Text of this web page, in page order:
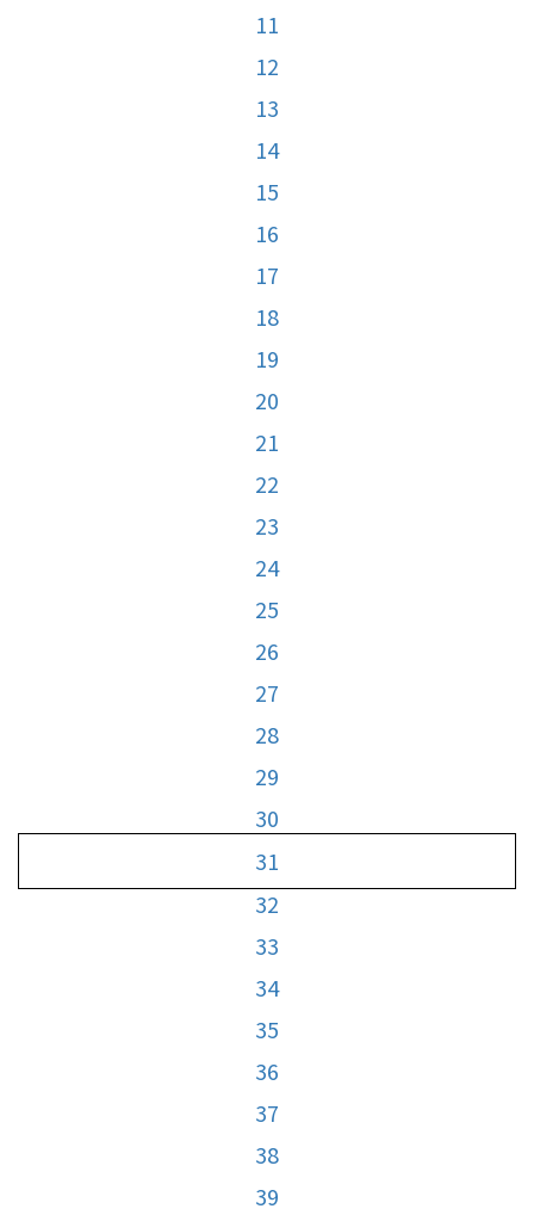
11
12
13
14
15
16
17
18
19
20
21
22
23
24
25
26
27
28
29
30
31
32
33
34
35
36
37
38
39